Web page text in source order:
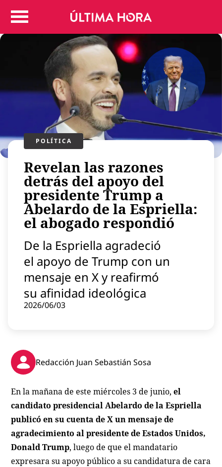
Judicial
Positivas
Entretenimiento
Mundo
Virales
Tecnología
Economía
Estilo de vida
Contenido patrocinado
Instagram
POLÍTICA​
Revelan las razones
detrás del apoyo del
presidente Trump a
Abelardo de la Espriella:
el abogado respondió
De la Espriella agradeció
el apoyo de Trump con un
mensaje en X y reafirmó
su afinidad ideológica
2026/06/03
Redacción Juan Sebastián Sosa
En la mañana de este miércoles 3 de junio,el
candidato presidencial Abelardo de la Espriella
publicó en su cuenta de X un mensaje de
agradecimiento al presidente de Estados Unidos,
Donald Trump, luego de que el mandatario
expresara su apoyo público a su candidatura de cara